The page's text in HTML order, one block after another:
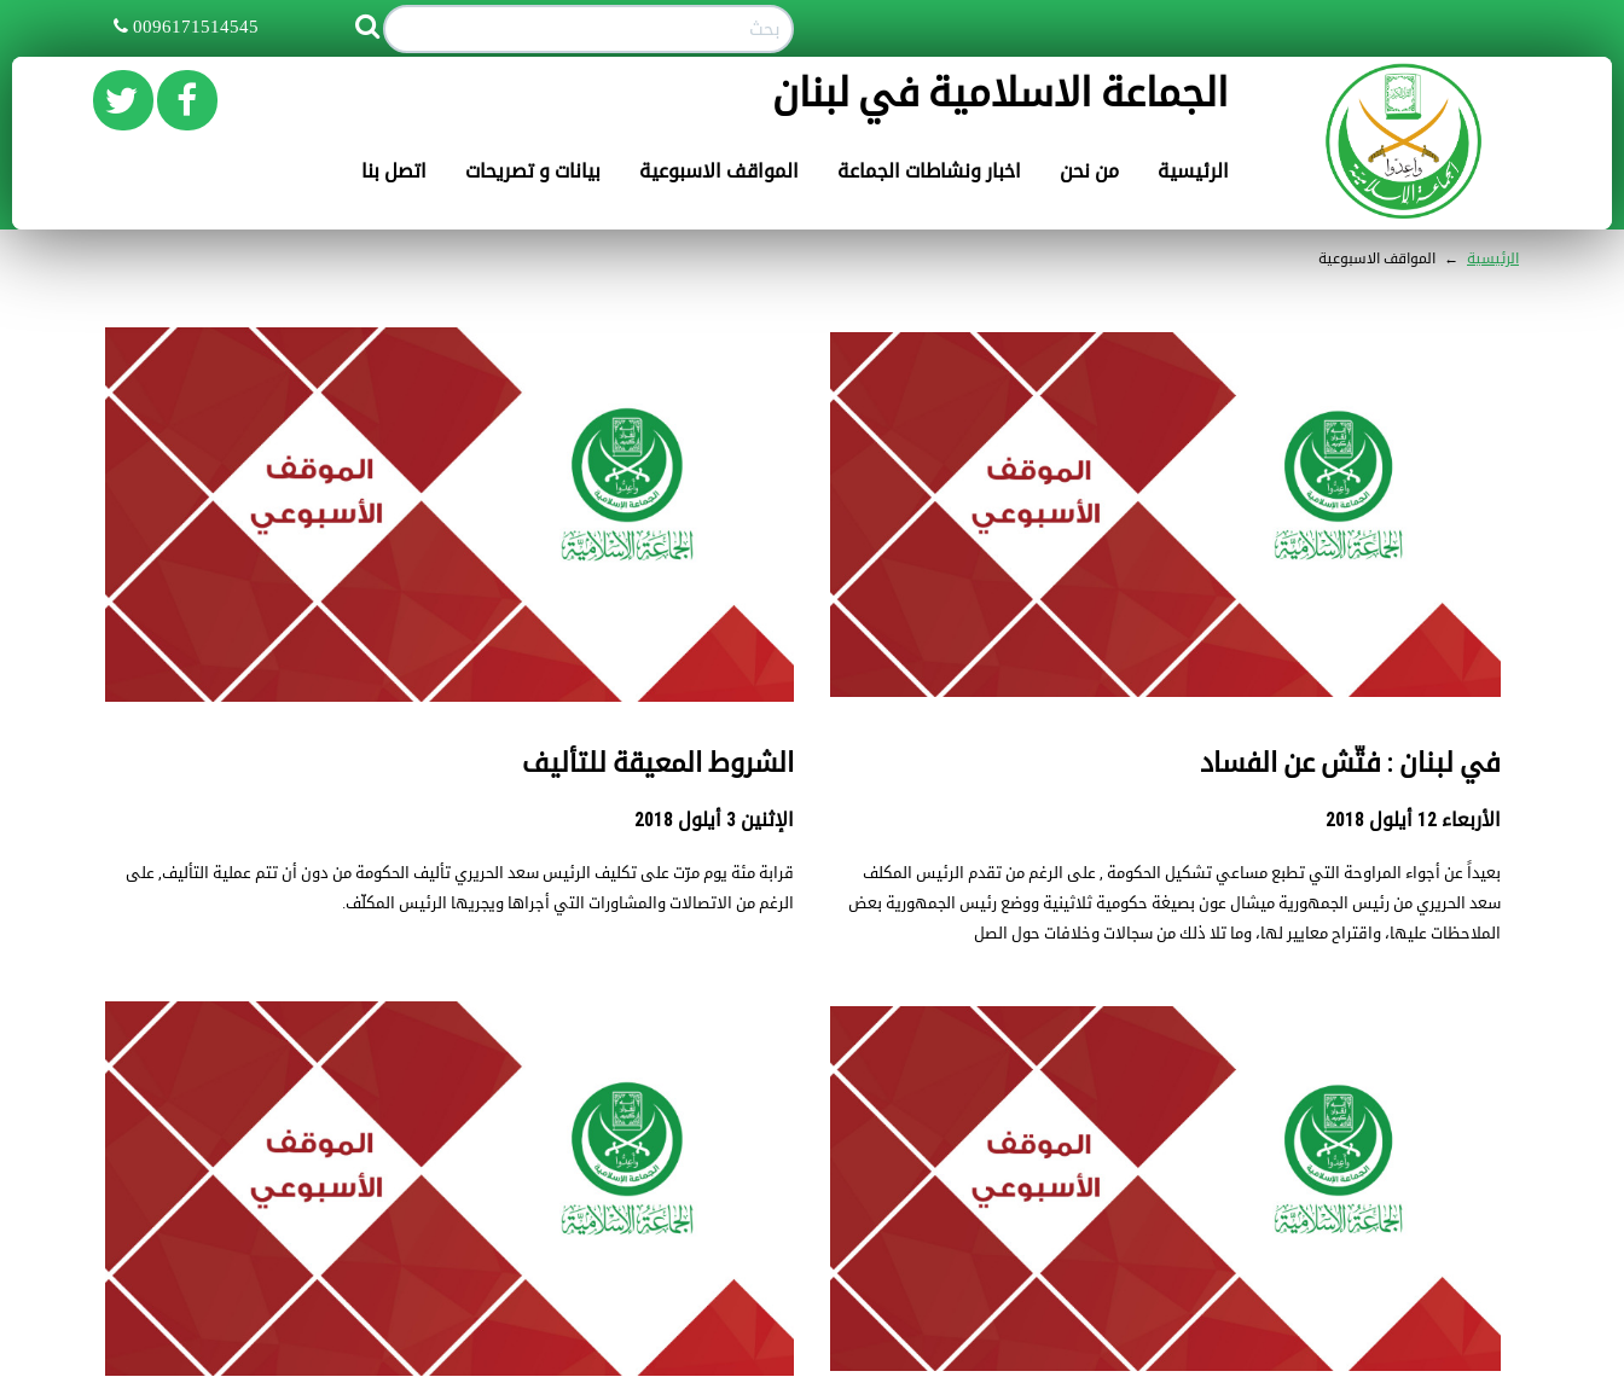
0096171514545
الجماعة الاسلامية في لبنان
اتصل بنا بيانات و تصريحات المواقف الاسبوعية اخبار ونشاطات الجماعة من نحن الرئيسية
الرئيسية ← المواقف الاسبوعية
في لبنان : فتّش عن الفساد
الأربعاء 12 أيلول 2018
بعيداً عن أجواء المراوحة التي تطبع مساعي تشكيل الحكومة , على الرغم من تقدم الرئيس المكلف
سعد الحريري من رئيس الجمهورية ميشال عون بصيغة حكومية ثلاثينية ووضع رئيس الجمهورية بعض
الملاحظات عليها، واقتراح معايير لها، وما تلا ذلك من سجالات وخلافات حول الصل
الشروط المعيقة للتأليف
الإثنين 3 أيلول 2018
قرابة مئة يوم مرّت على تكليف الرئيس سعد الحريري تأليف الحكومة من دون أن تتم عملية التأليف, على
الرغم من الاتصالات والمشاورات التي أجراها ويجريها الرئيس المكلّف.